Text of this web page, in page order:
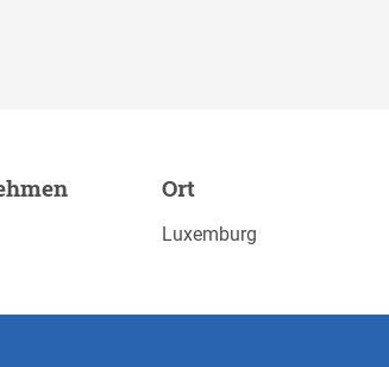
BEWERBEN Ort
Luxemburg